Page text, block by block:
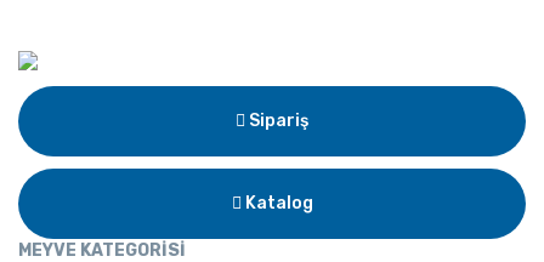
Sipariş
Katalog
MEYVE KATEGORİSİ